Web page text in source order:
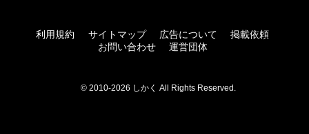
利用規約 サイトマップ 広告について
掲載依頼
お問い合わせ
運営団体
© 2010-2026 しかく All Rights Reserved.